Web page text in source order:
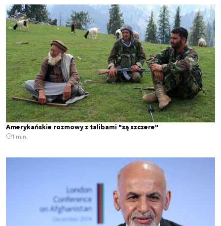
Amerykańskie rozmowy z talibami "są szczere"
1 min.